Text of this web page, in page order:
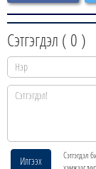
Сэтгэгдэл ( 0 )
Илгээх
Сэтгэгдэл